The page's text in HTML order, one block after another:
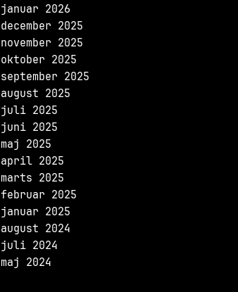
januar 2026
december 2025
november 2025
oktober 2025
september 2025
august 2025
juli 2025
juni 2025
maj 2025
april 2025
marts 2025
februar 2025
januar 2025
august 2024
juli 2024
maj 2024